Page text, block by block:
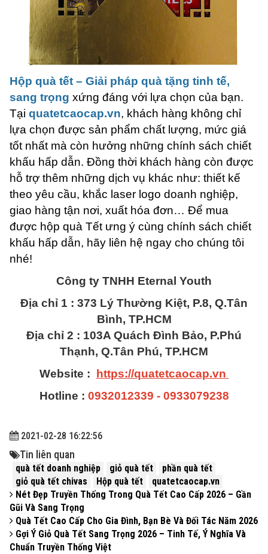
Hộp quà tết – Giải pháp quà tặng tinh tế,
sang trọng xứng đáng với lựa chọn của bạn.
Tại quatetcaocap.vn, khách hàng không chỉ
lựa chọn được sản phẩm chất lượng, mức giá
tốt nhất mà còn hưởng những chính sách chiết
khấu hấp dẫn. Đồng thời khách hàng còn được
hỗ trợ thêm những dịch vụ khác như: thiết kế
theo yêu cầu, khắc laser logo doanh nghiệp,
giao hàng tận nơi, xuất hóa đơn… Để mua
được hộp quà Tết ưng ý cùng chính sách chiết
khấu hấp dẫn, hãy liên hệ ngay cho chúng tôi
nhé!
Công ty TNHH Eternal Youth
Địa chỉ 1 : 373 Lý Thường Kiệt, P.8, Q.Tân
Bình, TP.HCM
Địa chỉ 2 : 103A Quách Đình Bảo, P.Phú
Thạnh, Q.Tân Phú, TP.HCM
Website :
https://quatetcaocap.vn
Hotline : 0932012339 - 0933079238
2021-02-28 16:22:56
quà tết doanh nghiệp giỏ quà tết
phần quà tết
giỏ quà tết chivas
Hộp quà tết quatetcaocap.vn
Tin liên quan
Nét Đẹp Truyền Thống Trong Quà Tết Cao Cấp 2026 – Gần
Gũi Và Sang Trọng
Quà Tết Cao Cấp Cho Gia Đình, Bạn Bè Và Đối Tác Năm 2026
Gợi Ý Giỏ Quà Tết Sang Trọng 2026 – Tinh Tế, Ý Nghĩa Và
Chuẩn Truyền Thống Việt